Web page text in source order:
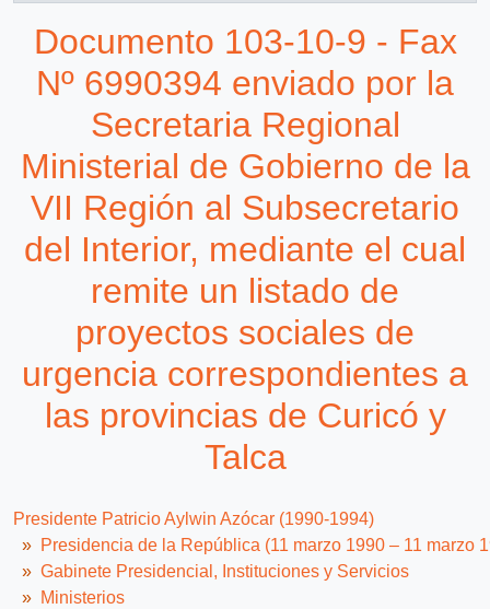
Documento 103-10-9 - Fax
Nº 6990394 enviado por la
Secretaria Regional
Ministerial de Gobierno de la
VII Región al Subsecretario
del Interior, mediante el cual
remite un listado de
proyectos sociales de
urgencia correspondientes a
las provincias de Curicó y
Talca
Presidente Patricio Aylwin Azócar (1990-1994)
Presidencia de la República (11 marzo 1990 – 11 marzo
Gabinete Presidencial, Instituciones y Servicios
Ministerios